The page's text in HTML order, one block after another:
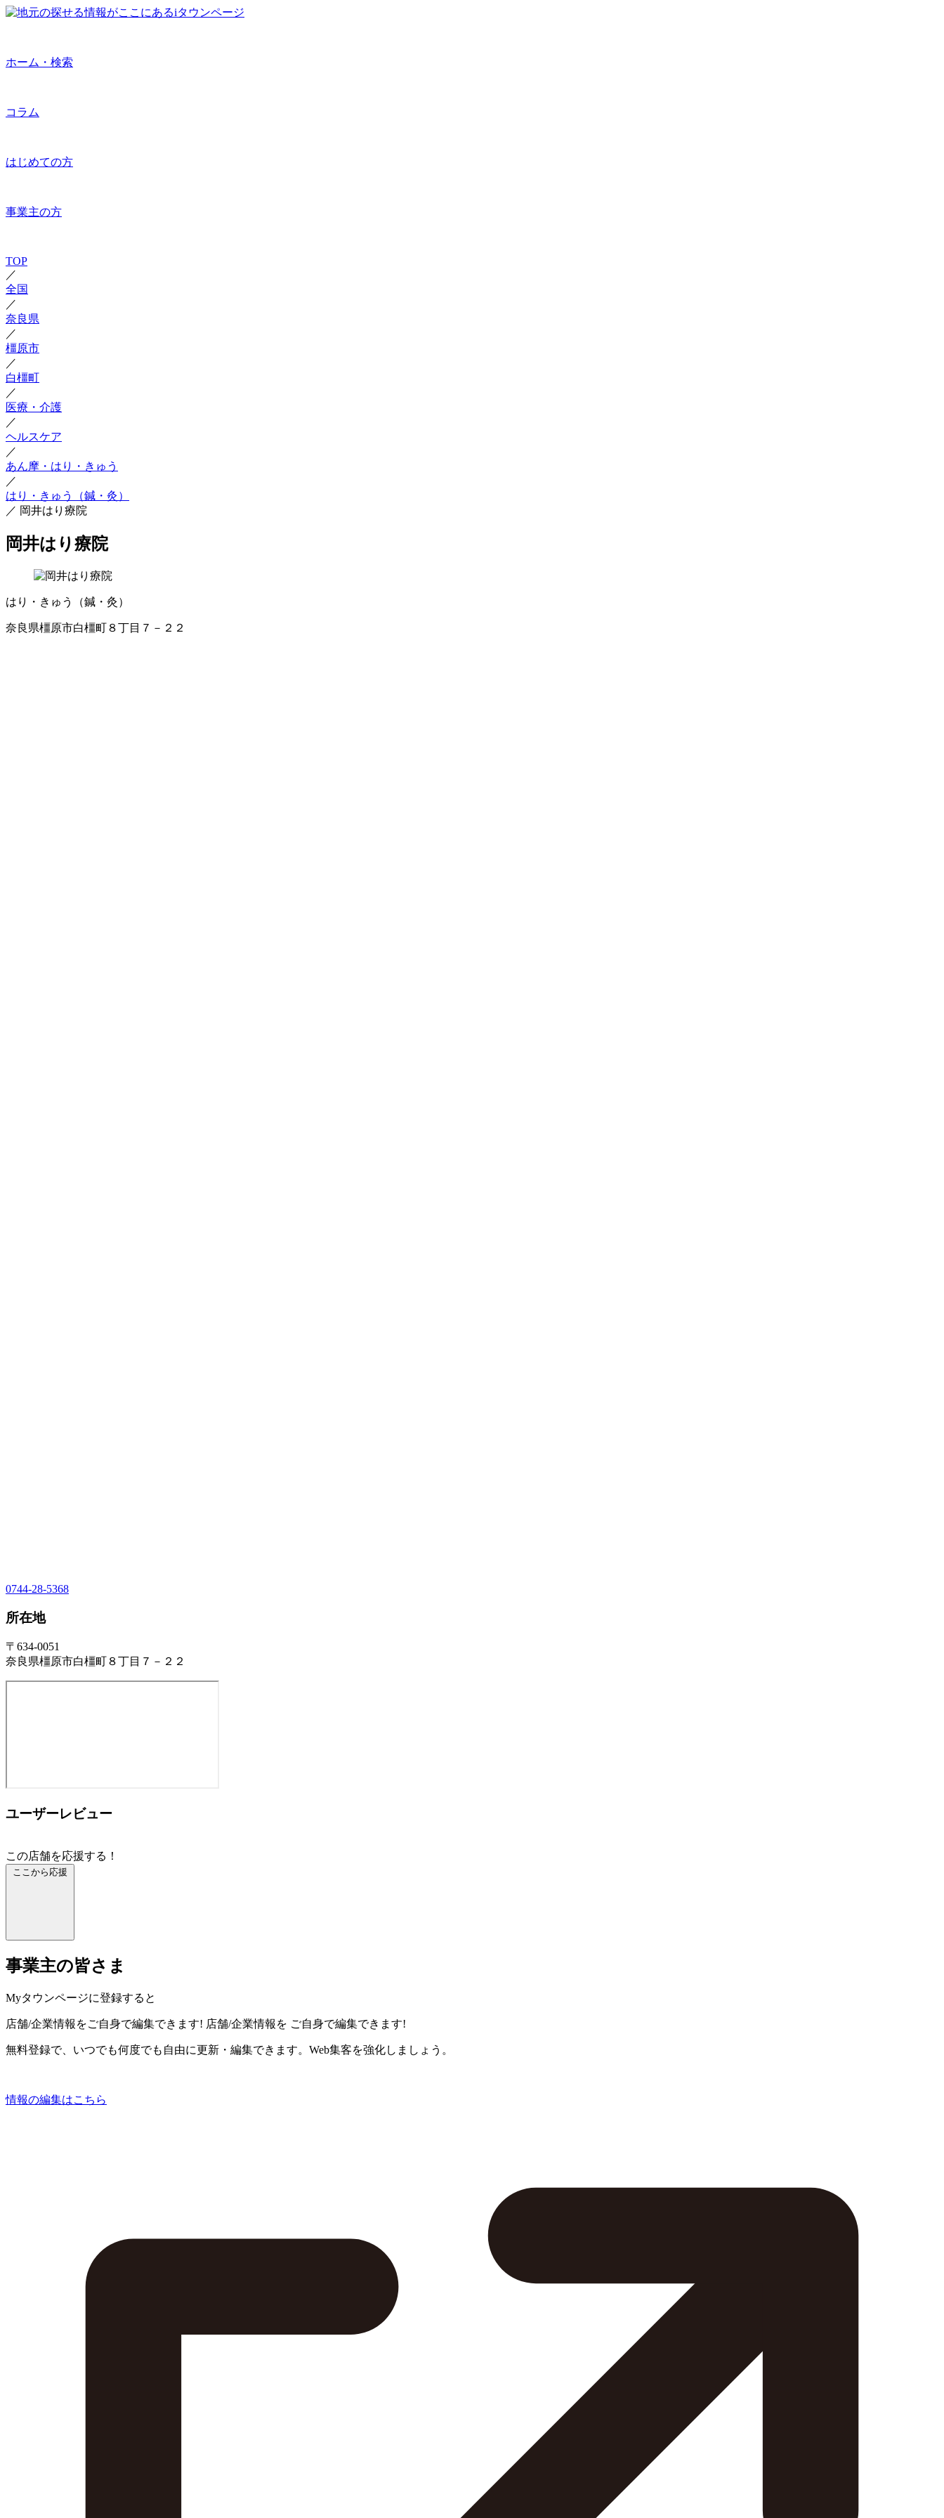
ホーム・検索
コラム
はじめての方
事業主の方
TOP
／
全国
／
奈良県
／
橿原市
／
白橿町
／
医療・介護
／
ヘルスケア
／
あん摩・はり・きゅう
／
はり・きゅう（鍼・灸）
／ 岡井はり療院
岡井はり療院
はり・きゅう（鍼・灸）
奈良県橿原市白橿町８丁目７－２２
0744-28-5368
所在地
〒634-0051
奈良県橿原市白橿町８丁目７－２２
ユーザーレビュー
この店舗を応援する！
ここから応援
事業主の皆さま
Myタウンページに登録すると
店舗/企業情報をご自身で編集できます! 店舗/企業情報を ご自身で編集できます!
無料登録で、いつでも何度でも自由に更新・編集できます。Web集客を強化しましょう。
情報の編集はこちら